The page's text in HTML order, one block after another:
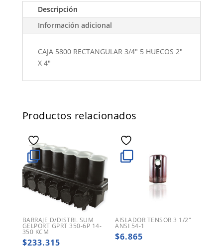
Descripción
Información adicional
CAJA 5800 RECTANGULAR 3/4" 5 HUECOS 2"
X 4"
Productos relacionados
BARRAJE D/DISTRI. SUM
GELPORT GPRT 350-6P 14-
350 KCM
$233.315
AISLADOR TENSOR 3 1/2″
ANSI 54-1
$6.865